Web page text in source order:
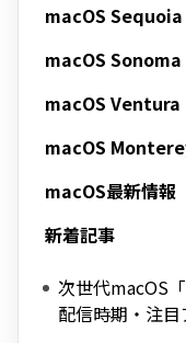
macOS Sequoia
macOS Sonoma
macOS Ventura
macOS
macOS最新情報
新着記事
次世代macOS
配信時期・注